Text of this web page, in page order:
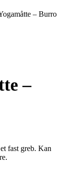
– Burro
–
fast greb. Kan